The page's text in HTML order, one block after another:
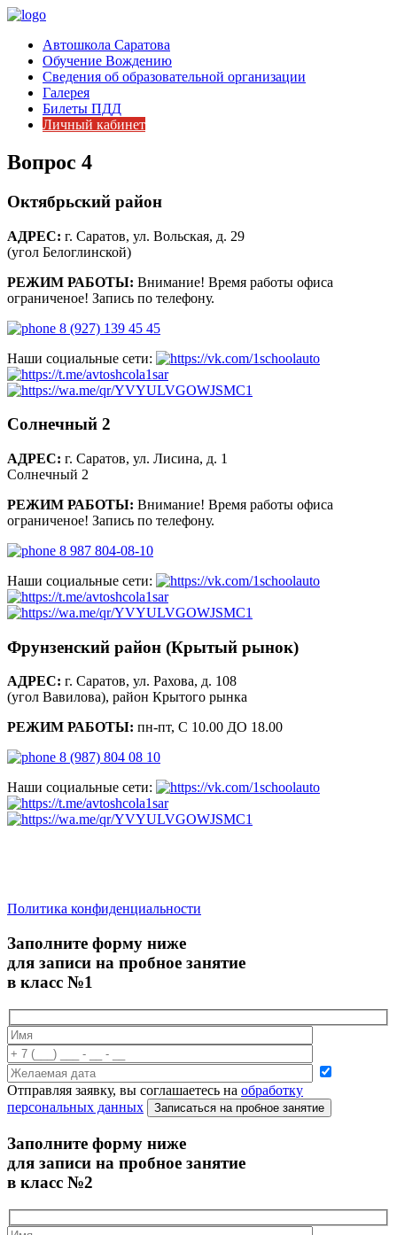
Автошкола Саратова
Обучение Вождению
Сведения об образовательной организации
Галерея
Билеты ПДД
Личный кабинет
Вопрос 4
Октябрьский район
АДРЕС: г. Саратов, ул. Вольская, д. 29
(угол Белоглинской)
РЕЖИМ РАБОТЫ: Внимание! Время работы офиса
ограниченое! Запись по телефону.
8 (927) 139 45 45
Наши социальные сети:
Солнечный 2
АДРЕС: г. Саратов, ул. Лисина, д. 1
Солнечный 2
РЕЖИМ РАБОТЫ: Внимание! Время работы офиса
ограниченое! Запись по телефону.
8 987 804-08-10
Наши социальные сети:
Фрунзенский район (Крытый рынок)
АДРЕС: г. Саратов, ул. Рахова, д. 108
(угол Вавилова), район Крытого рынка
РЕЖИМ РАБОТЫ: пн-пт, С 10.00 ДО 18.00
8 (987) 804 08 10
Наши социальные сети:
Политика конфиденциальности
Заполните форму ниже
для записи на пробное занятие
в класс №1
Отправляя заявку, вы соглашаетесь на обработку
персональных данных
Записаться на пробное занятие
Заполните форму ниже
для записи на пробное занятие
в класс №2